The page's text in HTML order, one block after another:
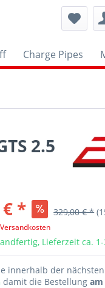
Charge Pipes
2.5
€ * 329,00 € *
Lieferzeit ca.
innerhalb der
damit die Bestellung